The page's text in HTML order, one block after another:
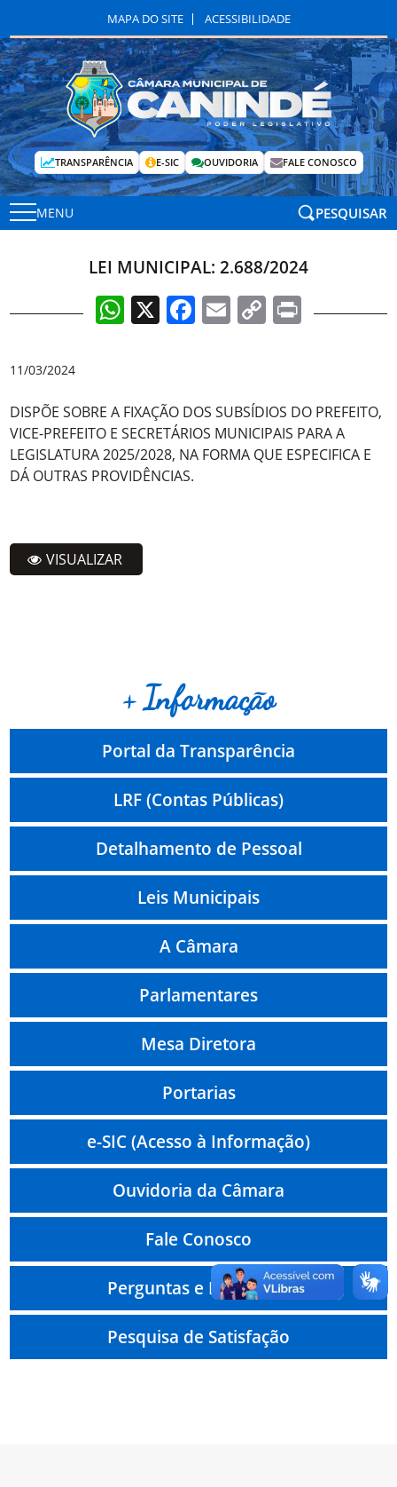
MAPA DO SITE ACESSIBILIDADE
TRANSPARÊNCIA E-SIC OUVIDORIA FALE CONOSCO
MENU PESQUISAR
LEI MUNICIPAL: 2.688/2024
WhatsApp
X Facebook
EmailCopyPrint
11/03/2024
DISPÕE SOBRE A FIXAÇÃO DOS SUBSÍDIOS DO PREFEITO,
VICE-PREFEITO E SECRETÁRIOS MUNICIPAIS PARA A
LEGISLATURA 2025/2028, NA FORMA QUE ESPECIFICA E
DÁ OUTRAS PROVIDÊNCIAS.
VISUALIZAR
+ Informação
Portal da Transparência
LRF (Contas Públicas)
Detalhamento de Pessoal
Leis Municipais
A Câmara
Parlamentares
Mesa Diretora
Portarias
e-SIC (Acesso à Informação)
Ouvidoria da Câmara
Fale Conosco
Perguntas e Respostas
Pesquisa de Satisfação